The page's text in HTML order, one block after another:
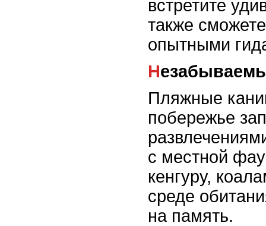
встретите
также
опытными
Пляжные
побережье
с местной
кенгуру,
среде
на память.